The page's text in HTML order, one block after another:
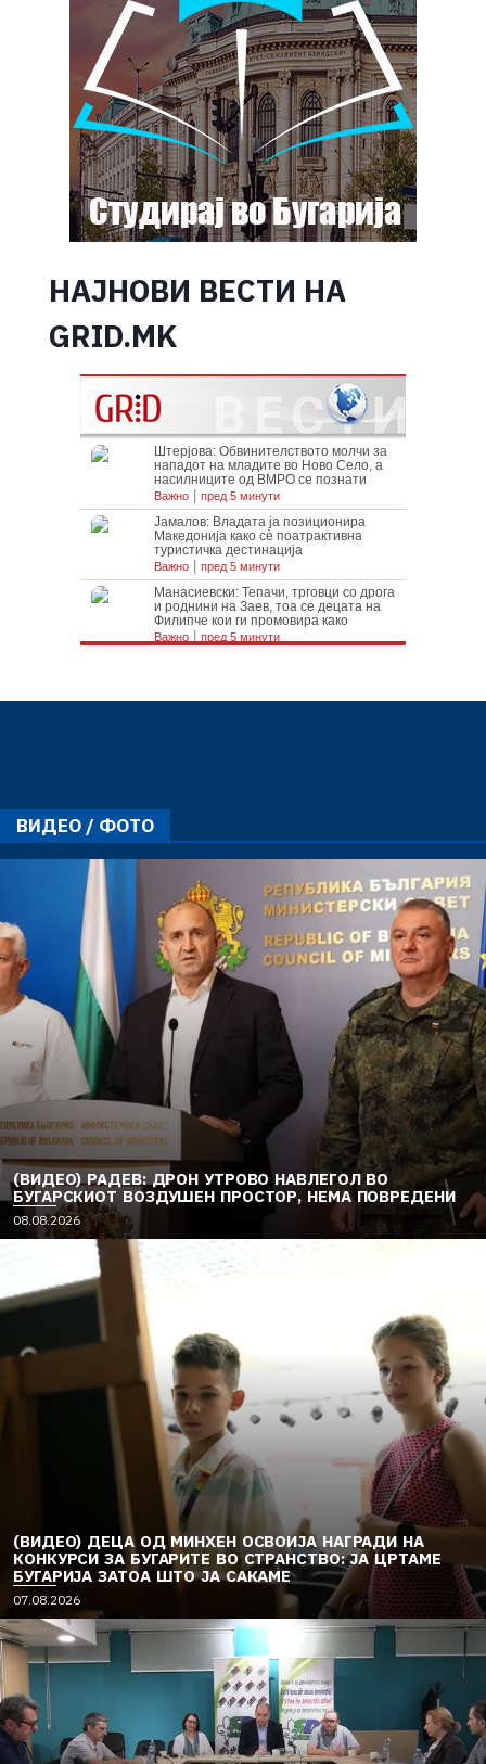
НАЈНОВИ ВЕСТИ НА
GRID.MK
ВИДЕО / ФОТО
(ВИДЕО) РАДЕВ: ДРОН УТРОВО НАВЛЕГОЛ ВО
БУГАРСКИОТ ВОЗДУШЕН ПРОСТОР, НЕМА ПОВРЕДЕНИ
08.08.2026
(ВИДЕО) ДЕЦА ОД МИНХЕН ОСВОИЈА НАГРАДИ НА
КОНКУРСИ ЗА БУГАРИТЕ ВО СТРАНСТВО: ЈА ЦРТАМЕ
БУГАРИЈА ЗАТОА ШТО ЈА САКАМЕ
07.08.2026